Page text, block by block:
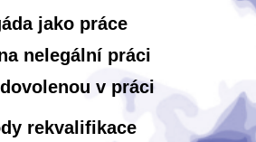
jako práce
nelegální práci
v práci
rekvalifikace